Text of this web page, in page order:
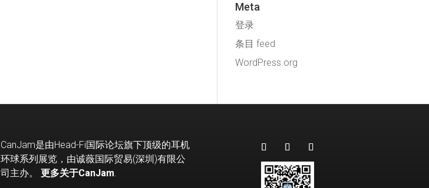
Meta
登录
条目 feed
WordPress.org
CanJam是由Head-Fi国际论坛旗下顶级的耳机
环球系列展览，由诚薇国际贸易(深圳)有限公
司主办。更多关于CanJam.